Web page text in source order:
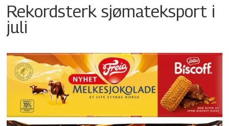
Rekordsterk sjømateksport i
juli